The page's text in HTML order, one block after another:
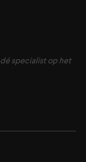
specialist op het